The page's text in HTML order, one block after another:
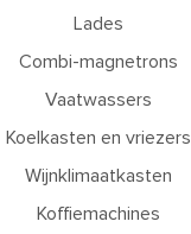
Lades
Combi-magnetrons
Vaatwassers
Koelkasten en vriezers
Wijnklimaatkasten
Koffiemachines